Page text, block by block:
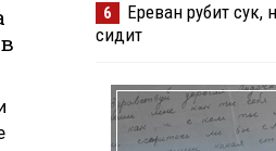
6
Ереван рубит сук,
сидит